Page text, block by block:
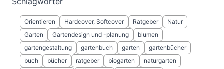
Orientieren Hardcover, Softcover Ratgeber
Natur
Garten
Gartendesign und -planung
blumen
gartengestaltung
gartenbuch garten
gartenbücher
buch
bücher ratgeber biogarten
naturgarten